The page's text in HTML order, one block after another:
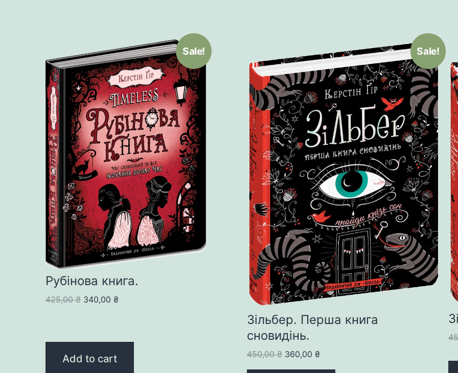
Sale!
Рубінова книга.
425,00₴ Original
425,00 ₴.
340,00 ₴Current
340,00 ₴.
Add to cart
Sale!
Зільбер. Перша книга
сновидінь.
450,00₴ Original
price
360,00 ₴Current
price